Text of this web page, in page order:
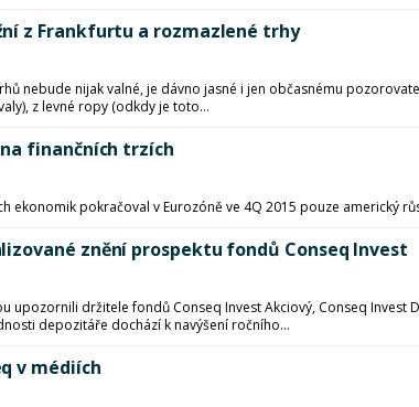
z Frankfurtu a rozmazlené trhy
nebude nijak valné, je dávno jasné i jen občasnému
z levné ropy (odkdy je toto...
na finančních trzích
ekonomik pokračoval v Eurozóně ve 4Q 2015 pouze americký
znění prospektu fondů Conseq Invest
upozornili držitele fondů Conseq Invest Akciový, Conseq Invest
depozitáře dochází k navýšení ročního...
v médiích